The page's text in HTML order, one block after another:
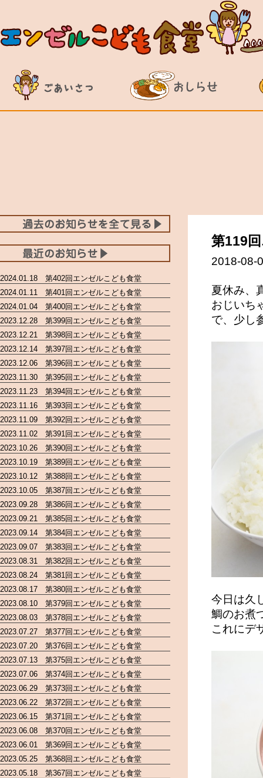
第119
2018-08-
夏休み、
おじいち
で、少し
今日は久
鯛のお煮
これにデ
2024.01.18 第402回エンゼルこども食堂
2024.01.11 第401回エンゼルこども食堂
2024.01.04 第400回エンゼルこども食堂
2023.12.28 第399回エンゼルこども食堂
2023.12.21 第398回エンゼルこども食堂
2023.12.14 第397回エンゼルこども食堂
2023.12.06 第396回エンゼルこども食堂
2023.11.30 第395回エンゼルこども食堂
2023.11.23 第394回エンゼルこども食堂
2023.11.16 第393回エンゼルこども食堂
2023.11.09 第392回エンゼルこども食堂
2023.11.02 第391回エンゼルこども食堂
2023.10.26 第390回エンゼルこども食堂
2023.10.19 第389回エンゼルこども食堂
2023.10.12 第388回エンゼルこども食堂
2023.10.05 第387回エンゼルこども食堂
2023.09.28 第386回エンゼルこども食堂
2023.09.21 第385回エンゼルこども食堂
2023.09.14 第384回エンゼルこども食堂
2023.09.07 第383回エンゼルこども食堂
2023.08.31 第382回エンゼルこども食堂
2023.08.24 第381回エンゼルこども食堂
2023.08.17 第380回エンゼルこども食堂
2023.08.10 第379回エンゼルこども食堂
2023.08.03 第378回エンゼルこども食堂
2023.07.27 第377回エンゼルこども食堂
2023.07.20 第376回エンゼルこども食堂
2023.07.13 第375回エンゼルこども食堂
2023.07.06 第374回エンゼルこども食堂
2023.06.29 第373回エンゼルこども食堂
2023.06.22 第372回エンゼルこども食堂
2023.06.15 第371回エンゼルこども食堂
2023.06.08 第370回エンゼルこども食堂
2023.06.01 第369回エンゼルこども食堂
2023.05.25 第368回エンゼルこども食堂
2023.05.18 第367回エンゼルこども食堂